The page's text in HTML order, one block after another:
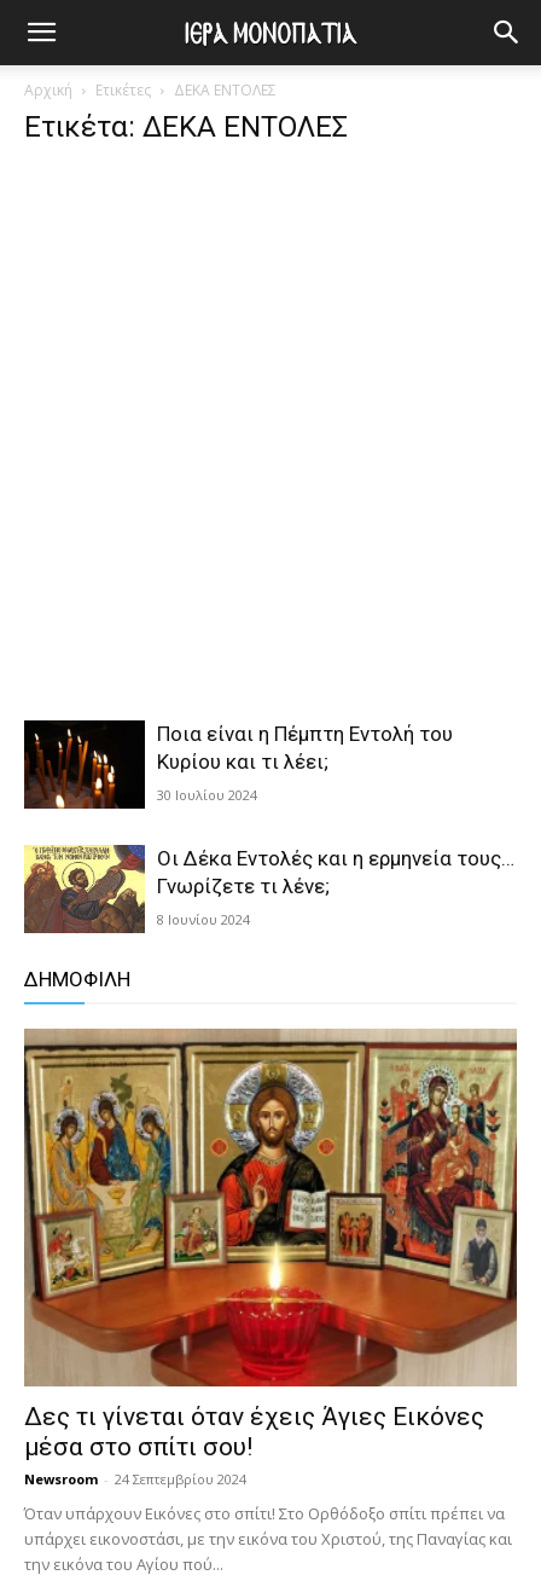
Αρχική Ετικέτες ΔΕΚΑ ΕΝΤΟΛΕΣ
Ετικέτα: ΔΕΚΑ ΕΝΤΟΛΕΣ
Ποια είναι η Πέμπτη Εντολή του
Κυρίου και τι λέει;
30 Ιουλίου 2024
Οι Δέκα Εντολές και η ερμηνεία τους…
Γνωρίζετε τι λένε;
8 Ιουνίου 2024
ΔΗΜΟΦΙΛΗ
Δες τι γίνεται όταν έχεις Άγιες Εικόνες
μέσα στο σπίτι σου!
Newsroom - 24 Σεπτεμβρίου 2024
Όταν υπάρχουν Εικόνες στο σπίτι! Στο Ορθόδοξο σπίτι πρέπει να
υπάρχει εικονοστάσι, με την εικόνα του Χριστού, της Παν­αγίας και
την εικόνα του Αγίου πού...